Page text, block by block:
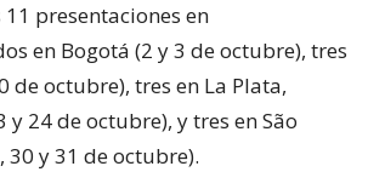
presentaciones en
en Bogotá (2 y 3 de octubre), tres
de octubre), tres en La Plata,
y 24 de octubre), y tres en São
30 y 31 de octubre).